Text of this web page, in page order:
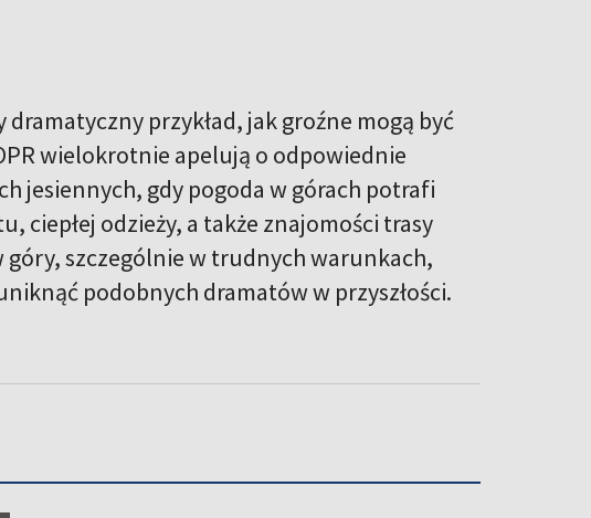
przykład, jak groźne mogą być
wielokrotnie apelują o odpowiednie
jesiennych, gdy pogoda w górach potrafi
ciepłej odzieży, a także znajomości trasy
szczególnie w trudnych warunkach,
podobnych dramatów w przyszłości.